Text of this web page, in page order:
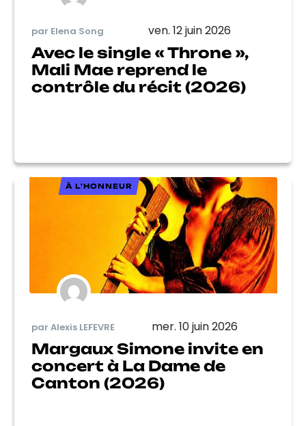
par Elena Song ven. 12 juin 2026
Avec le single « Throne »,
Mali Mae reprend le
contrôle du récit (2026)
À L'HONNEUR
par Alexis LEFEVRE mer. 10 juin 2026
Margaux Simone invite en
concert à La Dame de
Canton (2026)